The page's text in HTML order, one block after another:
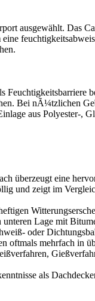
ausgewählt. Das
Bei nÃ¼tzlichen
aus Polyester-,
überzeugt eine
und zeigt im
Lage mit
oder
mehrfach in
als